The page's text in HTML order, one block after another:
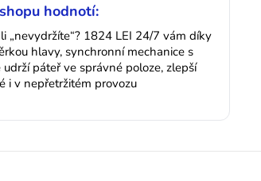
hodnotí:
„nevydržíte“? 1824 LEI 24/7 vám díky
hlavy, synchronní mechanice s
páteř ve správné poloze, zlepší
i v nepřetržitém provozu